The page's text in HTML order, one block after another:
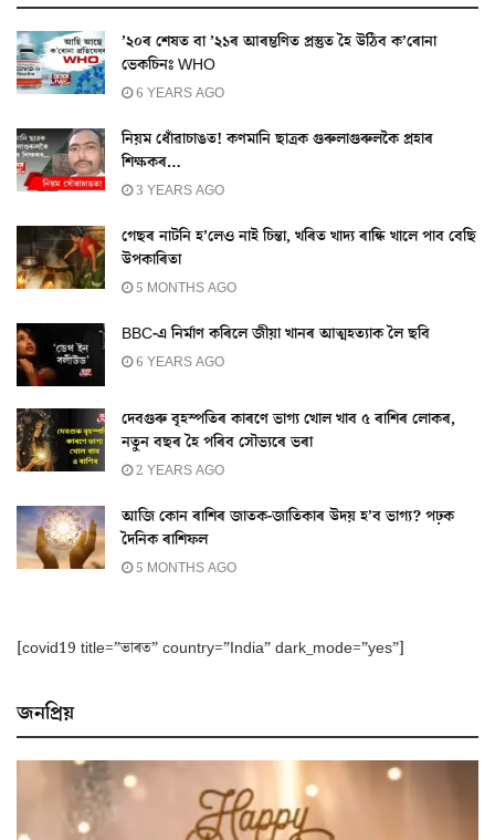
’২০ৰ শেষত বা ’২১ৰ আৰম্ভণিত প্ৰস্তুত হৈ উঠিব ক’ৰোনা
ভেকচিনঃ WHO
6 YEARS AGO
নিয়ম ধোঁৱাচাঙত! কণমানি ছাত্ৰক গুৰুলাগুৰুলকৈ প্ৰহাৰ
শিক্ষকৰ…
3 YEARS AGO
গেছৰ নাটনি হ’লেও নাই চিন্তা, খৰিত খাদ্য ৰান্ধি খালে পাব বেছি
উপকাৰিতা
5 MONTHS AGO
BBC-এ নির্মাণ কৰিলে জীয়া খানৰ আত্মহত্যাক লৈ ছবি
6 YEARS AGO
দেবগুৰু বৃহস্পতিৰ কাৰণে ভাগ্য খোল খাব ৫ ৰাশিৰ লোকৰ,
নতুন বছৰ হৈ পৰিব সৌভ্যৰে ভৰা
2 YEARS AGO
আজি কোন ৰাশিৰ জাতক-জাতিকাৰ উদয় হ’ব ভাগ্য? পঢ়ক
দৈনিক ৰাশিফল
5 MONTHS AGO
[covid19 title=”ভাৰত” country=”India” dark_mode=”yes”]
জনপ্ৰিয়